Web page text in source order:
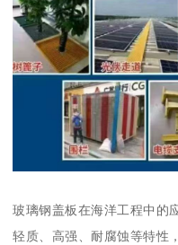
玻璃钢盖板在海洋工程中的
轻质、高强、耐腐蚀等特性